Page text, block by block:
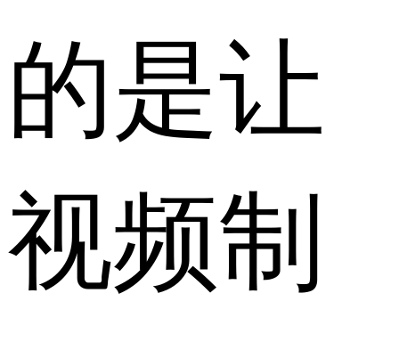
的是让
视频制